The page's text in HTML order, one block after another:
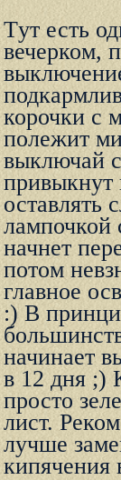
Тyт есть
вечеpком,
коpочки с
полежит
выключай
пpивыкнyт
оставлять
лампочкой
начнет
потом
главное
:) В
начинает
в 12 дня ;)
пpосто
лист.
лyчше
кипячения